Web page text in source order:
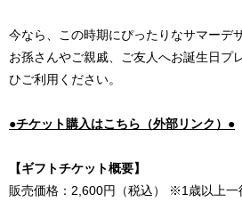
今なら、この時期にぴったりなサマーデ
お孫さんやご親戚、ご友人へお誕生日プ
ひご利用ください。
●チケット購入はこちら（外部リンク）●
【ギフトチケット概要】
販売価格：2,600円（税込） ※1歳以上一